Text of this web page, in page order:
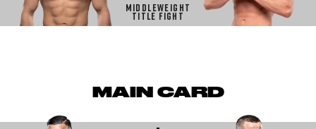
MIDDLEWEIGHT
TITLE FIGHT
MAIN CARD